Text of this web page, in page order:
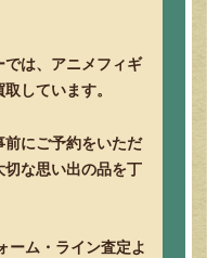
では、アニメフィギ
しています。
前にご予約をいただ
切な思い出の品を丁
ーム・ライン査定よ